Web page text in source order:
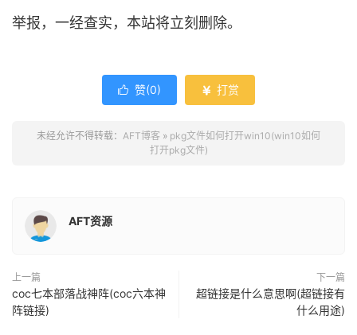
举报，一经查实，本站将立刻删除。
 赞(0)  打赏
未经允许不得转载： AFT博客 » pkg文件如何打开win10(win10如何
打开pkg文件)
AFT资源
上一篇
coc七本部落战神阵(coc六本神
阵链接)
下一篇
超链接是什么意思啊(超链接有
什么用途)